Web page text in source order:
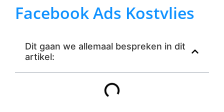
Facebook Ads Kostvlies
Dit gaan we allemaal bespreken in dit
artikel: